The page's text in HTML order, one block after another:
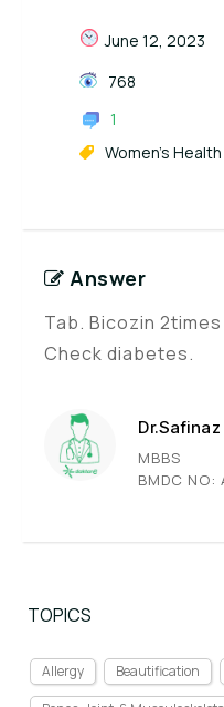
June 12, 2023
768
1
Women's Health
Answer
Tab. Bicozin
Check diabetes.
Dr.Safinaz
MBBS
BMDC NO:
TOPICS
Allergy Beautification